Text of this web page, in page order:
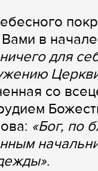
в
для
со
«Бог, по
.